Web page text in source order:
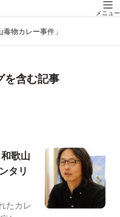
メニュー
物カレー事件」
を含む記事
歌山
タリ
たカレ